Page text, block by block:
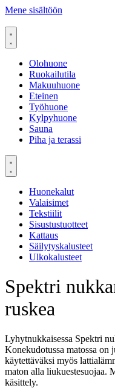
Mene sisältöön
Olohuone
Ruokailutila
Makuuhuone
Eteinen
Työhuone
Kylpyhuone
Sauna
Piha ja terassi
Huonekalut
Valaisimet
Tekstiilit
Sisustustuotteet
Kattaus
Säilytyskalusteet
Ulkokalusteet
Spektri
ruskea
Lyhytnukkaisessa Spektri
Konekudotussa matossa on
käytettäväksi myös
maton alla liukuestesuojaa.
käsittely.